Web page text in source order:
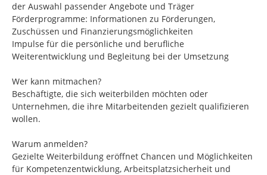
der Auswahl passender Angebote und Träger
Förderprogramme: Informationen zu Förderungen,
Zuschüssen und Finanzierungsmöglichkeiten
Impulse für die persönliche und berufliche
Weiterentwicklung und Begleitung bei der Umsetzung
Wer kann mitmachen?
Beschäftigte, die sich weiterbilden möchten oder
Unternehmen, die ihre Mitarbeitenden gezielt qualifizieren
wollen.
Warum anmelden?
Gezielte Weiterbildung eröffnet Chancen und Möglichkeiten
für Kompetenzentwicklung, Arbeitsplatzsicherheit und